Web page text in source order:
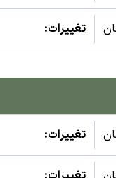
تغییرات:
تغییرات: